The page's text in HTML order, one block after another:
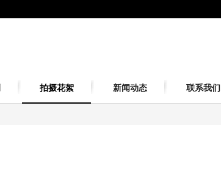
拍摄花絮 新闻动态 联系我们